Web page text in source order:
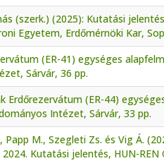
(szerk.) (2025): Kutatási
Egyetem, Erdőmérnöki Kar,
(ER-41) egységes
Sárvár, 36 pp.
Erdőrezervátum (ER-44)
Intézet, Sárvár, 33 pp.
M., Szegleti Zs. és Vig Á.
Kutatási jelentés, HUN-REN